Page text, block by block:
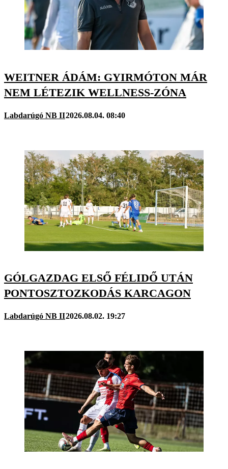
WEITNER ÁDÁM: GYIRMÓTON MÁR
NEM LÉTEZIK WELLNESS-ZÓNA
Labdarúgó NB II2026.08.04. 08:40
GÓLGAZDAG ELSŐ FÉLIDŐ UTÁN
PONTOSZTOZKODÁS KARCAGON
Labdarúgó NB II2026.08.02. 19:27